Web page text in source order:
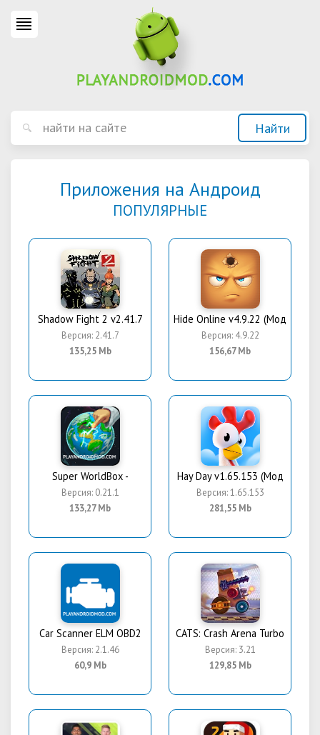
Приложения на Андроид
ПОПУЛЯРНЫЕ
Shadow Fight 2 v2.41.7
Версия: 2.41.7
135,25 Mb
Hide Online v4.9.22 (Мод
Версия: 4.9.22
156,67 Mb
Super WorldBox -
Версия: 0.21.1
133,27 Mb
Hay Day v1.65.153 (Мод
Версия: 1.65.153
281,55 Mb
Car Scanner ELM OBD2
Версия: 2.1.46
60,9 Mb
CATS: Crash Arena Turbo
Версия: 3.21
129,85 Mb